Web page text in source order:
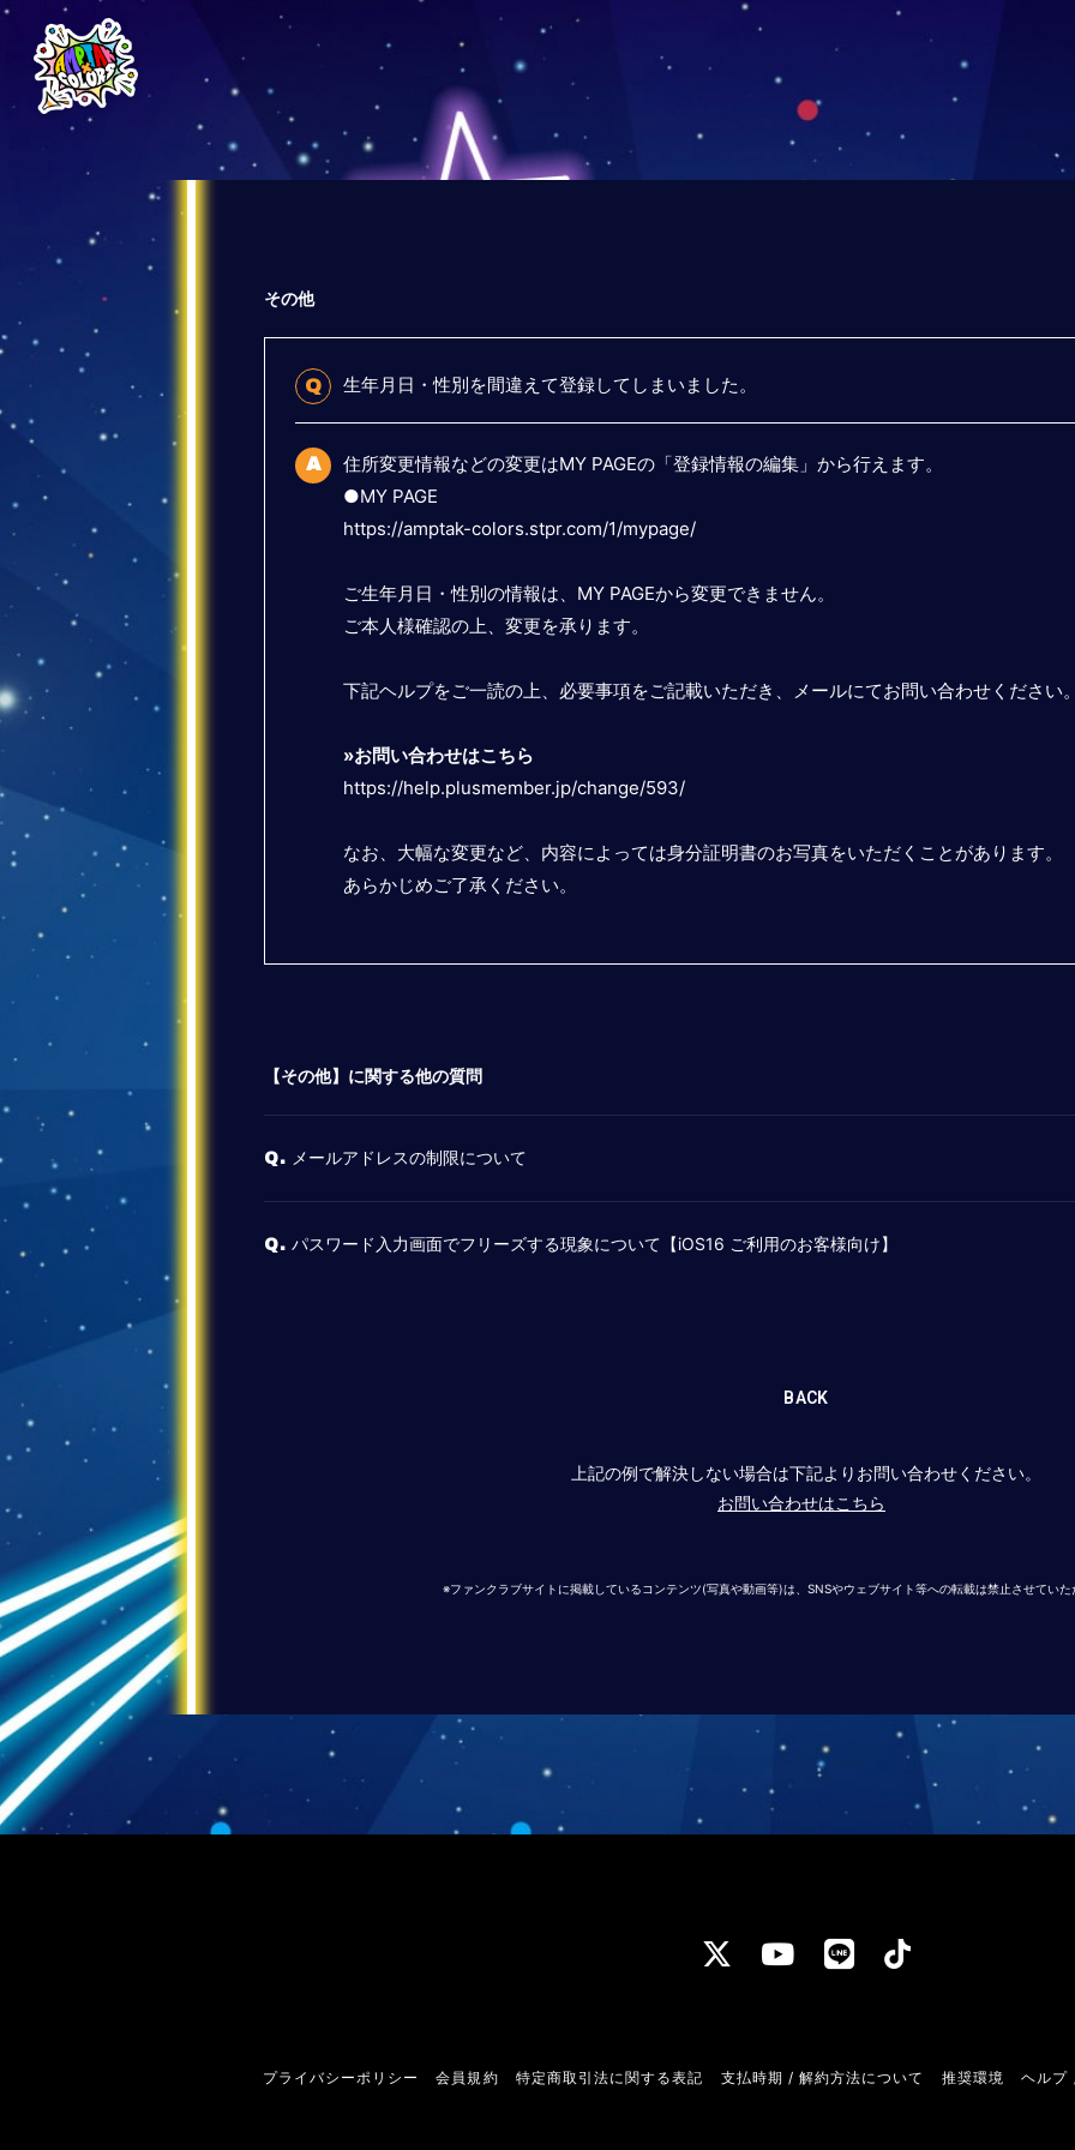
その他
Q 生年月日・性別を間違えて登録してしまいました。
A
住所変更情報などの変更はMY PAGEの「登録情報の編集」から行えます。
●MY PAGE
https://amptak-colors.stpr.com/1/mypage/
ご生年月日・性別の情報は、MY PAGEから変更できません。
ご本人様確認の上、変更を承ります。
下記ヘルプをご一読の上、必要事項をご記載いただき、メールにてお問い合わせください
»お問い合わせはこちら
https://help.plusmember.jp/change/593/
なお、大幅な変更など、内容によっては身分証明書のお写真をいただくことがあります。
あらかじめご了承ください。
【その他】に関する他の質問
Q. メールアドレスの制限について
Q. パスワード入力画面でフリーズする現象について【iOS16 ご利用のお客様向け】
BACK
上記の例で解決しない場合は下記よりお問い合わせください。
お問い合わせはこちら
※ファンクラブサイトに掲載しているコンテンツ(写真や動画等)は、SNSやウェブサイト等への転載は禁止させてい
プライバシーポリシー 会員規約 特定商取引法に関する表記 支払時期 / 解約方法について 推奨環境 ヘルプ